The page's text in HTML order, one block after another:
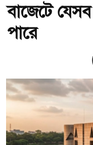
বাজেটে
পারে